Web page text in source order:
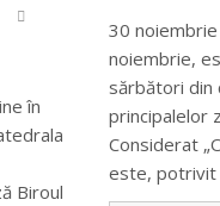
în
Biroul
30
noiembrie,
sărbători din
principalelor
Considerat
este, potrivit